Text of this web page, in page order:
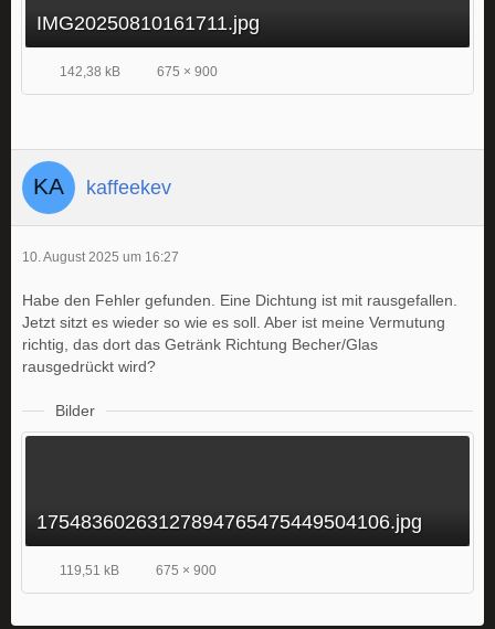
IMG20250810161711.jpg
142,38 kB 675 × 900
kaffeekev
10. August 2025 um 16:27
Habe den Fehler gefunden. Eine Dichtung ist mit rausgefallen.
Jetzt sitzt es wieder so wie es soll. Aber ist meine Vermutung
richtig, das dort das Getränk Richtung Becher/Glas
rausgedrückt wird?
Bilder
17548360263127894765475449504106.jpg
119,51 kB 675 × 900